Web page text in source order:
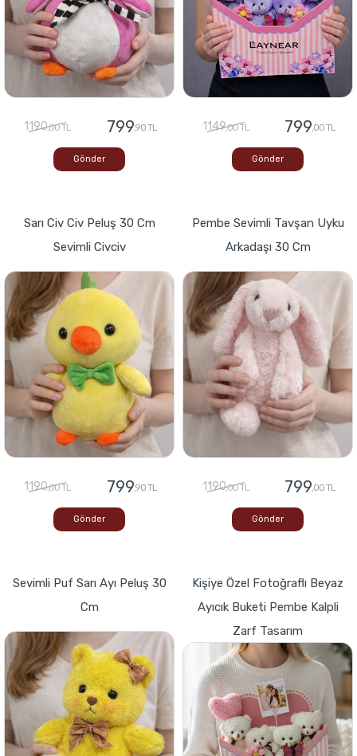
1190,00 TL 799,90 TL
Gönder
1149,00 TL 799,00 TL
Gönder
Sarı Civ Civ Peluş 30 Cm
Sevimli Civciv
1190,00 TL 799,90 TL
Gönder
Pembe Sevimli Tavşan Uyku
Arkadaşı 30 Cm
1190,00 TL 799,00 TL
Gönder
Sevimli Puf Sarı Ayı Peluş 30
Cm
Kişiye Özel Fotoğraflı Beyaz
Ayıcık Buketi Pembe Kalpli
Zarf Tasarım